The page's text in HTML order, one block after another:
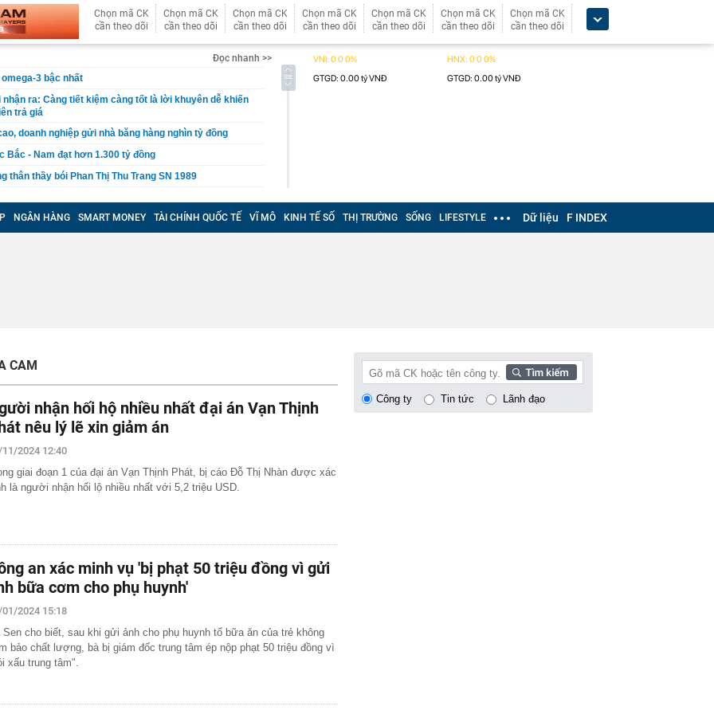
Chọn mã CK
cần theo dõi
Chọn mã CK
cần theo dõi
Chọn mã CK
cần theo dõi
Chọn mã CK
cần theo dõi
Chọn mã CK
cần theo dõi
Chọn mã CK
cần theo dõi
Chọn mã CK
cần theo dõi
Đọc nhanh >>
3 bậc nhất
ra: Càng tiết kiệm càng tốt là lời khuyên dễ khiến
trả giá
doanh nghiệp gửi nhà băng hàng nghìn tỷ đồng
Bắc - Nam đạt hơn 1.300 tỷ đồng
thân thầy bói Phan Thị Thu Trang SN 1989
cơm cần bỏ ngay
8, sân bay Tân Sơn Nhất ghi nhận một máy bay lạ cất
sâu 136 mét giữa biển, hoàn thành công trình cao
tầng chưa từng có trên thế giới
dần lộ diện giữa sông Hồng
thuế cho hộ kinh doanh, doanh nghiệp thu dưới 10
thường có lỗ tròn ở giữa?
SN 1995 trong phòng hát karaoke
hàng trong trường hợp sau
phức tạp": Nga đổi chiến thuật, đánh vào "huyết
NGÂN HÀNG SMART MONEY TÀI CHÍNH QUỐC TẾ VĨ MÔ KINH TẾ SỐ THỊ TRƯỜNG SỐNG LIFESTYLE Dữ liệu F INDEX
CAM
nhận hối hộ nhiều nhất đại án Vạn Thịnh
nêu lý lẽ xin giảm án
2024 12:40
giai đoạn 1 của đại án Vạn Thịnh Phát, bị cáo Đỗ Thị Nhàn được xác
là người nhận hối lộ nhiều nhất với 5,2 triệu USD.
an xác minh vụ 'bị phạt 50 triệu đồng vì gửi
bữa cơm cho phụ huynh'
2024 15:18
Sen cho biết, sau khi gửi ảnh cho phụ huynh tố bữa ăn của trẻ không
bảo chất lượng, bà bị giám đốc trung tâm ép nộp phạt 50 triệu đồng vì
xấu trung tâm".
Công ty Tin tức Lãnh đạo